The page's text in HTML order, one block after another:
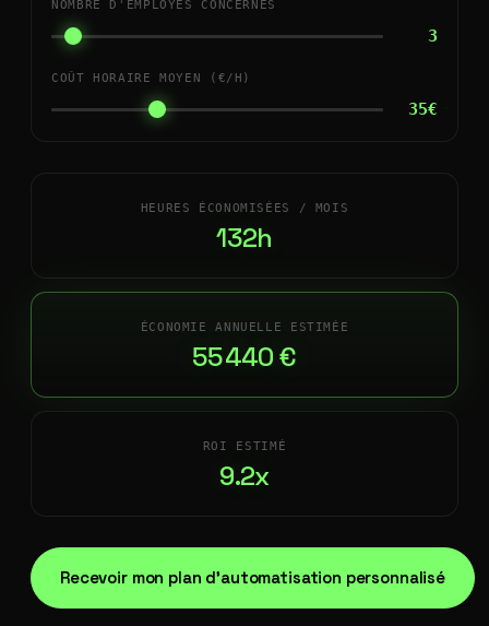
NOMBRE D'EMPLOYÉS CONCERNÉS
3
COÛT HORAIRE MOYEN (€/H)
35€
HEURES ÉCONOMISÉES / MOIS
132h
ÉCONOMIE ANNUELLE ESTIMÉE
55 440 €
ROI ESTIMÉ
9.2x
Recevoir mon plan d'automatisation personnalisé